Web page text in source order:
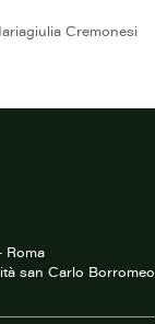
Cremonesi
Roma
san Carlo Borromeo